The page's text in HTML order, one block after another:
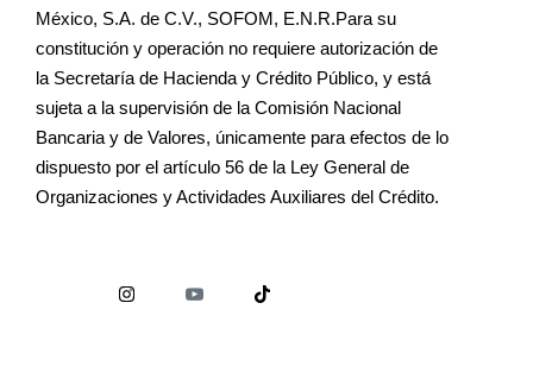
México, S.A. de C.V., SOFOM, E.N.R.Para su
constitución y operación no requiere autorización de
la Secretaría de Hacienda y Crédito Público, y está
sujeta a la supervisión de la Comisión Nacional
Bancaria y de Valores, únicamente para efectos de lo
dispuesto por el artículo 56 de la Ley General de
Organizaciones y Actividades Auxiliares del Crédito.